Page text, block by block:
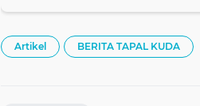
Artikel BERITA TAPAL KUDA